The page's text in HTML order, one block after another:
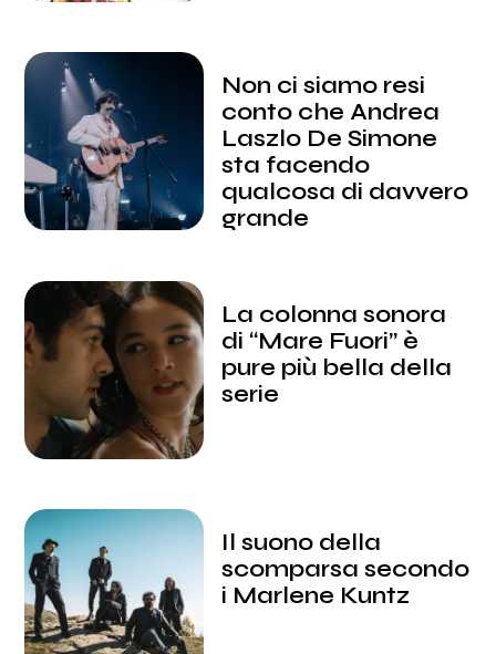
Non ci siamo resi
conto che Andrea
Laszlo De Simone
sta facendo
qualcosa di davvero
grande
La colonna sonora
di “Mare Fuori” è
pure più bella della
serie
Il suono della
scomparsa secondo
i Marlene Kuntz